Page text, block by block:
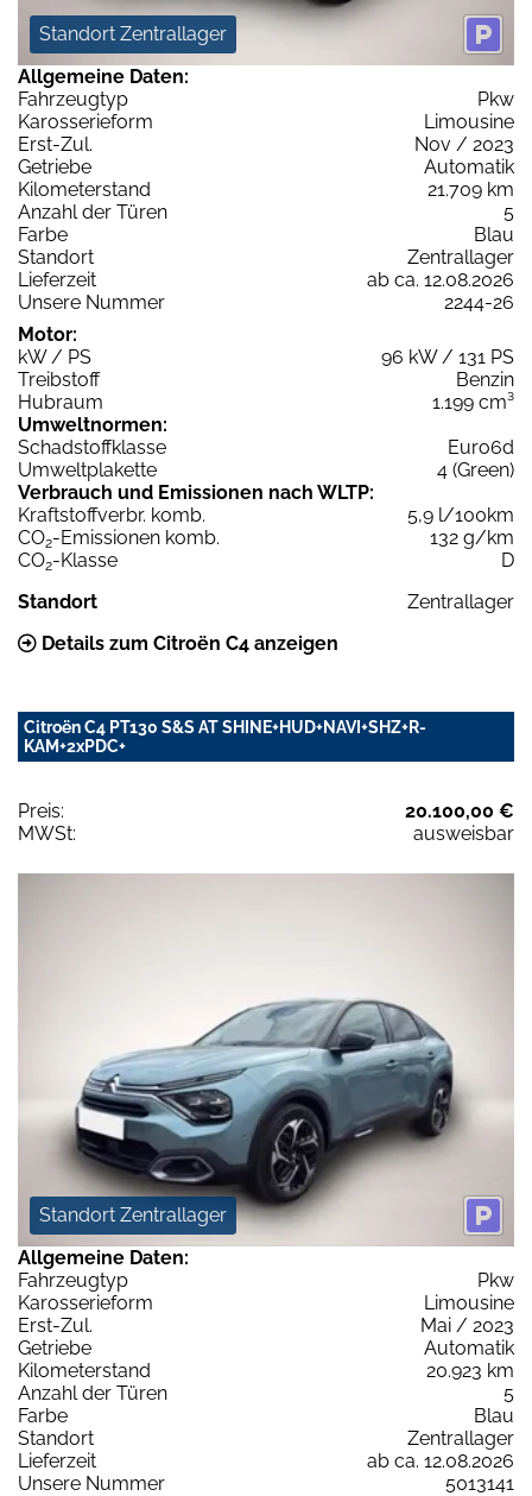
Standort Zentrallager
Allgemeine Daten:
Fahrzeugtyp
Pkw
Karosserieform
Limousine
Erst-Zul.
Nov / 2023
Getriebe
Automatik
Kilometerstand
21.709 km
Anzahl der Türen
5
Farbe
Blau
Standort
Zentrallager
Lieferzeit
ab ca. 12.08.2026
Unsere Nummer
2244-26
Motor:
kW / PS
96 kW / 131 PS
Treibstoff
Benzin
Hubraum
1.199 cm³
Umweltnormen:
Schadstoffklasse
Euro6d
Umweltplakette
4 (Green)
Verbrauch und Emissionen nach WLTP:
Kraftstoffverbr. komb.
5,9 l/100km
CO2-Emissionen komb.
132 g/km
CO2-Klasse
D
Standort
Zentrallager
Details zum Citroën C4 anzeigen
Citroën C4 PT130 S&S AT SHINE+HUD+NAVI+SHZ+R-
KAM+2xPDC+
Preis:
20.100,00 €
MWSt:
ausweisbar
Standort Zentrallager
Allgemeine Daten:
Fahrzeugtyp
Pkw
Karosserieform
Limousine
Erst-Zul.
Mai / 2023
Getriebe
Automatik
Kilometerstand
20.923 km
Anzahl der Türen
5
Farbe
Blau
Standort
Zentrallager
Lieferzeit
ab ca. 12.08.2026
Unsere Nummer
5013141